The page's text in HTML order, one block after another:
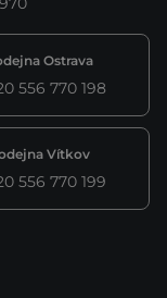
Ostrava
556 770 198
Vítkov
556 770 199